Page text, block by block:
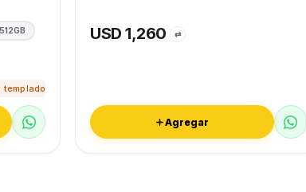
templado
USD 1,260 ⇄
Agregar